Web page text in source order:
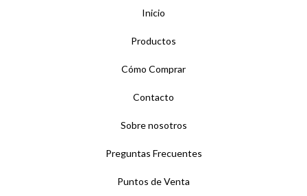
Inicio
Productos
Cómo Comprar
Contacto
Sobre nosotros
Preguntas Frecuentes
Puntos de Venta